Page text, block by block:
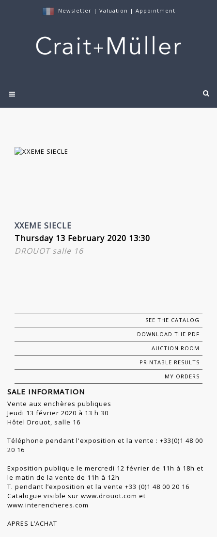
Newsletter | Valuation | Appointment
XXEME SIECLE
Thursday 13 February 2020 13:30
DROUOT salle 16
SEE THE CATALOG
DOWNLOAD THE PDF
AUCTION ROOM
PRINTABLE RESULTS
MY ORDERS
SALE INFORMATION
Vente aux enchères publiques
Jeudi 13 février 2020 à 13 h 30
Hôtel Drouot, salle 16
Téléphone pendant l'exposition et la vente : +33(0)1 48 00
20 16
Exposition publique le mercredi 12 février de 11h à 18h et
le matin de la vente de 11h à 12h
T. pendant l’exposition et la vente +33 (0)1 48 00 20 16
Catalogue visible sur www.drouot.com et
www.interencheres.com
APRES L’ACHAT